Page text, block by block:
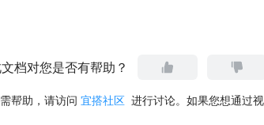
档对您是否有帮助？
帮助，请访问 宜搭社区 进行讨论。如果您想通过